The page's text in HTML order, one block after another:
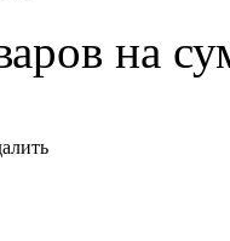
на